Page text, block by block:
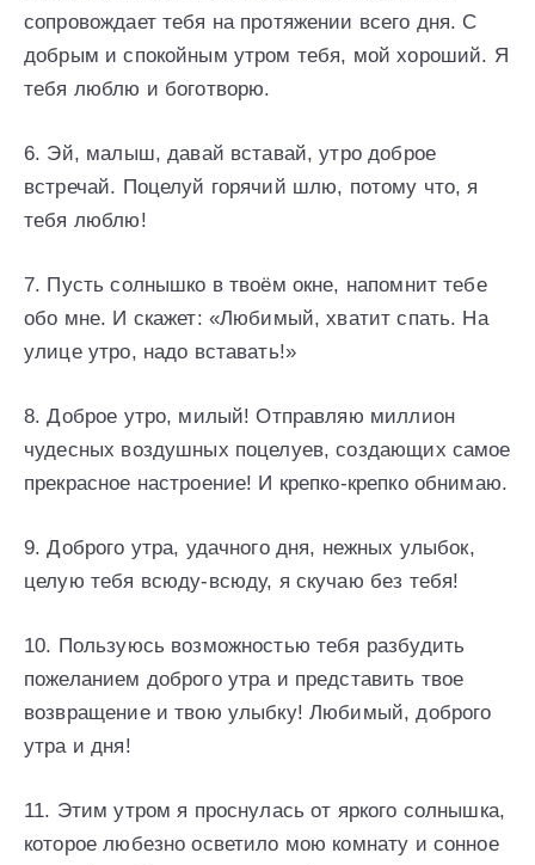
сопровождает тебя на протяжении всего дня. С
добрым и спокойным утром тебя, мой хороший. Я
тебя люблю и боготворю.
6. Эй, малыш, давай вставай, утро доброе
встречай. Поцелуй горячий шлю, потому что, я
тебя люблю!
7. Пусть солнышко в твоём окне, напомнит тебе
обо мне. И скажет: «Любимый, хватит спать. На
улице утро, надо вставать!»
8. Доброе утро, милый! Отправляю миллион
чудесных воздушных поцелуев, создающих самое
прекрасное настроение! И крепко-крепко обнимаю.
9. Доброго утра, удачного дня, нежных улыбок,
целую тебя всюду-всюду, я скучаю без тебя!
10. Пользуюсь возможностью тебя разбудить
пожеланием доброго утра и представить твое
возвращение и твою улыбку! Любимый, доброго
утра и дня!
11. Этим утром я проснулась от яркого солнышка,
которое любезно осветило мою комнату и сонное